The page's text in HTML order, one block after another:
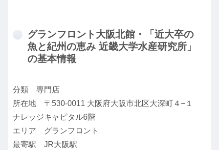
グランフロント大阪北館・「近大卒の
魚と紀州の恵み 近畿大学水産研究所」
の基本情報
分類 専門店
所在地 〒530-0011 大阪府大阪市北区大深町４−１
ナレッジキャピタル6階
エリア グランフロント
最寄駅 JR大阪駅